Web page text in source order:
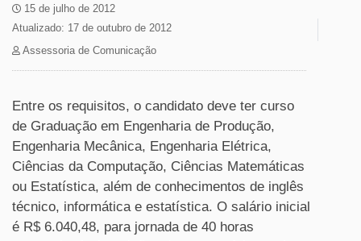
15 de julho de 2012
Atualizado: 17 de outubro de 2012
Assessoria de Comunicação
Entre os requisitos, o candidato deve ter curso
de Graduação em Engenharia de Produção,
Engenharia Mecânica, Engenharia Elétrica,
Ciências da Computação, Ciências Matemáticas
ou Estatística, além de conhecimentos de inglês
técnico, informática e estatística. O salário inicial
é R$ 6.040,48, para jornada de 40 horas